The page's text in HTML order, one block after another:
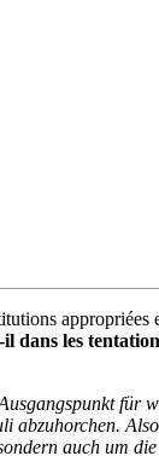
les
für
abzuhorchen. Also
auch um